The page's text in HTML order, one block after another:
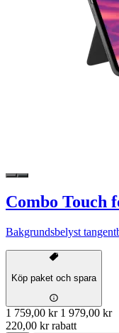
Combo Touch
Bakgrundsbelyst
Köp paket och spara
1 759,00 kr 1 979,00 kr
220,00 kr rabatt